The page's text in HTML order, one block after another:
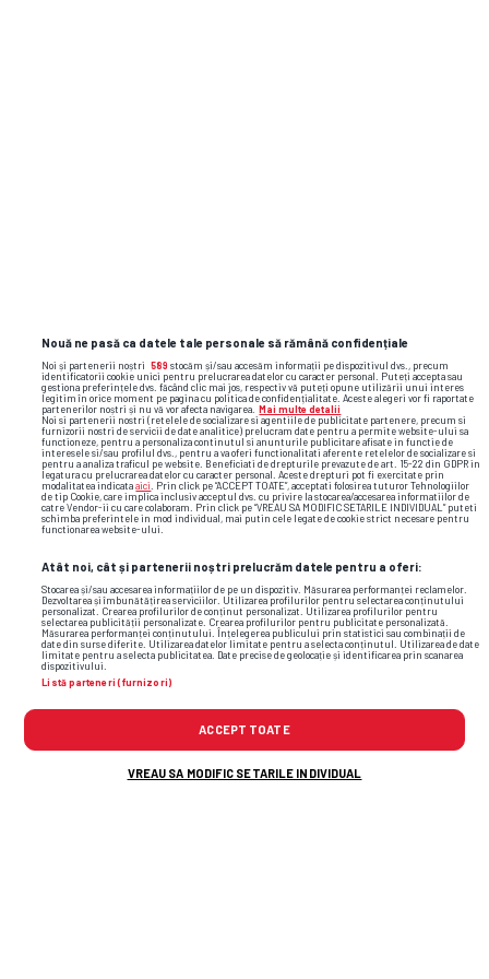
Nouă ne pasă ca datele tale personale să rămână confidențiale
Noi și partenerii noștri 589 stocăm și/sau accesăm informații pe dispozitivul dvs., precum
identificatorii cookie unici pentru prelucrarea datelor cu caracter personal. Puteți accepta sau
gestiona preferințele dvs. făcând clic mai jos, respectiv vă puteți opune utilizării unui interes
legitim în orice moment pe pagina cu politica de confidențialitate. Aceste alegeri vor fi raportate
partenerilor noștri și nu vă vor afecta navigarea. Mai multe detalii
Noi si partenerii nostri (retelele de socializare si agentiile de publicitate partenere, precum si
furnizorii nostri de servicii de date analitice) prelucram date pentru a permite website-ului sa
functioneze, pentru a personaliza continutul si anunturile publicitare afisate in functie de
interesele si/sau profilul dvs., pentru a va oferi functionalitati aferente retelelor de socializare si
pentru a analiza traficul pe website. Beneficiati de drepturile prevazute de art. 15-22 din GDPR in
legatura cu prelucrarea datelor cu caracter personal. Aceste drepturi pot fi exercitate prin
modalitatea indicataaici
. Prin click pe “ACCEPT TOATE”, acceptati folosirea tuturor Tehnologiilor
de tip Cookie, care implica inclusiv acceptul dvs. cu privire la stocarea/accesarea informatiilor de
catre Vendor-ii cu care colaboram. Prin click pe “VREAU SA MODIFIC SETARILE INDIVIDUAL” puteti
schimba preferintele in mod individual, mai putin cele legate de cookie strict necesare pentru
functionarea website-ului.
Atât noi, cât și partenerii noștri prelucrăm datele pentru a oferi:
Stocarea și/sau accesarea informațiilor de pe un dispozitiv. Măsurarea performanței reclamelor.
Dezvoltarea și îmbunătățirea serviciilor. Utilizarea profilurilor pentru selectarea conținutului
personalizat. Crearea profilurilor de conținut personalizat. Utilizarea profilurilor pentru
selectarea publicității personalizate. Crearea profilurilor pentru publicitate personalizată.
Măsurarea performanței conținutului. Înțelegerea publicului prin statistici sau combinații de
date din surse diferite. Utilizarea datelor limitate pentru a selecta conținutul. Utilizarea de date
limitate pentru a selecta publicitatea. Date precise de geolocație și identificarea prin scanarea
dispozitivului.
Listă parteneri (furnizori)
ACCEPT TOATE
VREAU SA MODIFIC SETARILE INDIVIDUAL